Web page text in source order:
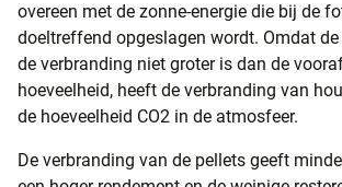
overeen met de zonne-energie die bij de
doeltreffend opgeslagen wordt. Omdat
de verbranding niet groter is dan de
hoeveelheid, heeft de verbranding van
de hoeveelheid CO2 in de atmosfeer.
De verbranding van de pellets geeft